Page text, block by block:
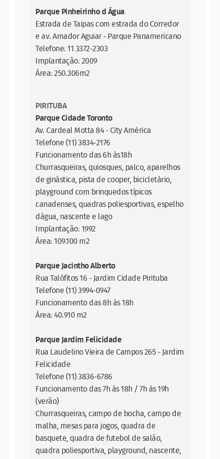
Parque Pinheirinho d Água
Estrada de Taipas com estrada do Corredor
e av. Amador Aguiar - Parque Panamericano
Telefone: 11 3372-2303
Implantação: 2009
Área: 250.306m2
PIRITUBA
Parque Cidade Toronto
Av. Cardeal Motta 84 - City América
Telefone (11) 3834-2176
Funcionamento das 6h às18h
Churrasqueiras, quiosques, palco, aparelhos
de ginástica, pista de cooper, bicicletário,
playground com brinquedos típicos
canadenses, quadras poliesportivas, espelho
dágua, nascente e lago
Implantação: 1992
Área: 109.100 m2
Parque Jacintho Alberto
Rua Talófitos 16 - Jardim Cidade Pirituba
Telefone (11) 3994-0947
Funcionamento das 8h às 18h
Área: 40.910 m2
Parque Jardim Felicidade
Rua Laudelino Vieira de Campos 265 - Jardim
Felicidade
Telefone (11) 3836-6786
Funcionamento das 7h às 18h / 7h às 19h
(verão)
Churrasqueiras, campo de bocha, campo de
malha, mesas para jogos, quadra de
basquete, quadra de futebol de salão,
quadra poliesportiva, playground, nascente,